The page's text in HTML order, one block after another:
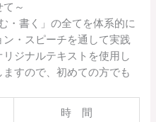
～
・書く」の全てを体系的に
・スピーチを通して実践
ジナルテキストを使用し
すので、初めての方でも
時 間